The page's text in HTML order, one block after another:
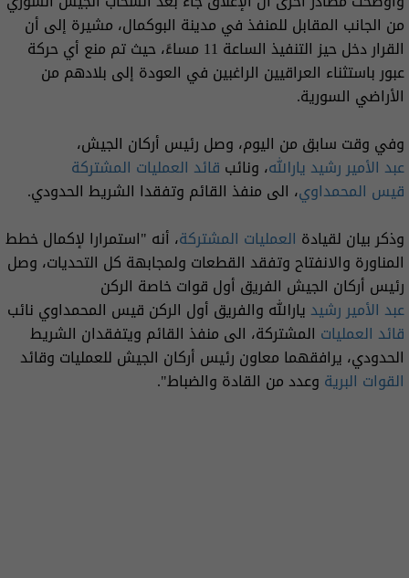
من الجانب المقابل للمنفذ في مدينة البوكمال، مشيرة إلى أن
القرار دخل حيز التنفيذ الساعة 11 مساءً، حيث تم منع أي حركة
عبور باستثناء العراقيين الراغبين في العودة إلى بلادهم من
الأراضي السورية.
وفي وقت سابق من اليوم، وصل رئيس أركان الجيش،
عبد الأمير رشيد يارالله، ونائب قائد العمليات المشتركة
قيس المحمداوي، الى منفذ القائم وتفقدا الشريط الحدودي.
وذكر بيان لقيادة العمليات المشتركة، أنه "استمرارا لإكمال خطط
المناورة والانفتاح وتفقد القطعات ولمجابهة كل التحديات، وصل
رئيس أركان الجيش الفريق أول قوات خاصة الركن
عبد الأمير رشيديارالله والفريق أول الركن قيس المحمداوي نائب
قائد العمليات المشتركة، الى منفذ القائم ويتفقدان الشريط
الحدودي، يرافقهما معاون رئيس أركان الجيش للعمليات وقائد
القوات البرية وعدد من القادة والضباط".